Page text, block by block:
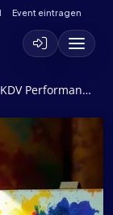
Event eintragen
Kelman Durán with Y-3